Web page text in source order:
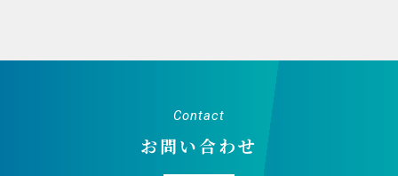
Contact
お問い合わせ